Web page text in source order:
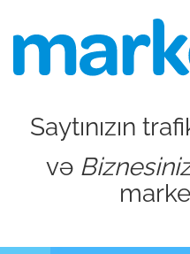
Saytınızın
və